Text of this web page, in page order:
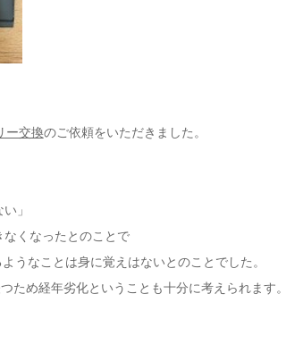
ー交換のご依頼をいただきました。
」
くなったとのことで
うなことは身に覚えはないとのことでした。
ため経年劣化ということも十分に考えられます。